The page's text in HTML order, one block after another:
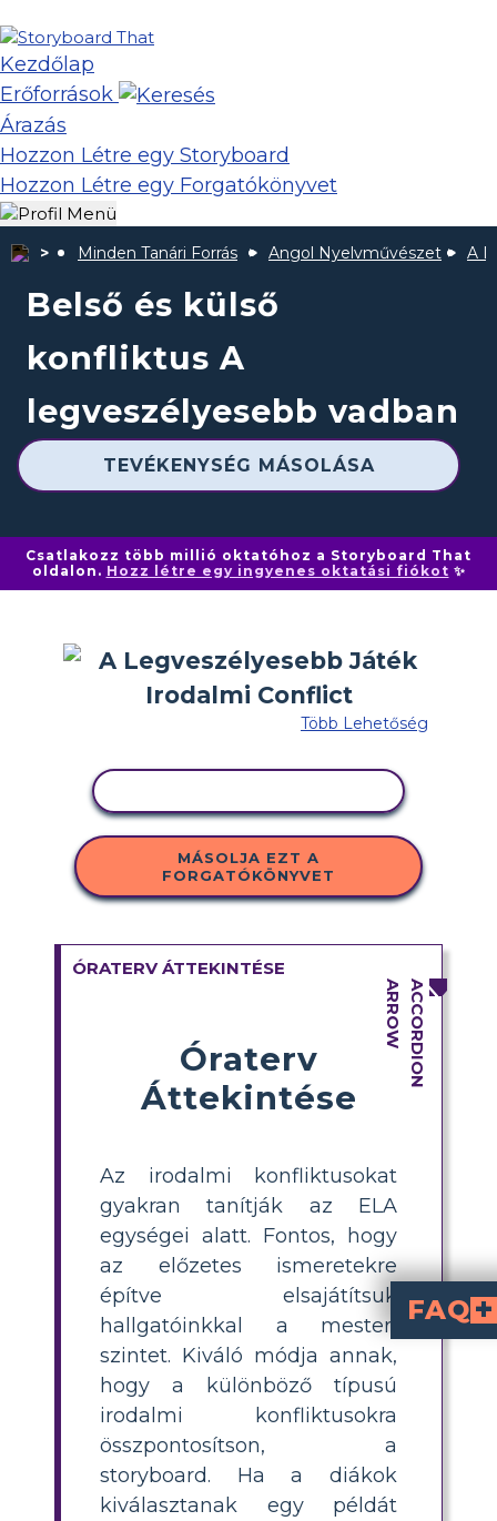
Kezdőlap
Erőforrások
Árazás
Hozzon Létre egy Storyboard
Hozzon Létre egy Forgatókönyvet
Minden Tanári Forrás Angol Nyelvművészet A
Belső és külső
konfliktus A
legveszélyesebb vadban
TEVÉKENYSÉG MÁSOLÁSA
Csatlakozz több millió oktatóhoz a Storyboard That
oldalon. Hozz létre egy ingyenes oktatási fiókot ✨
Több Lehetőség
MÁSOLJA EZT A
FORGATÓKÖNYVET
ÓRATERV ÁTTEKINTÉSE
Óraterv
Áttekintése
Az irodalmi konfliktusokat
gyakran tanítják az ELA
egységei alatt. Fontos, hogy
az előzetes ismeretekre
építve elsajátítsuk
hallgatóinkkal a mesteri
szintet. Kiváló módja annak,
hogy a különböző típusú
irodalmi konfliktusokra
összpontosítson, a
storyboard. Ha a diákok
kiválasztanak egy példát
FAQ